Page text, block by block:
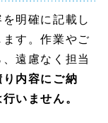
明確に記載し
す。作業やご
遠慮なく担当
り内容にご納
いません。